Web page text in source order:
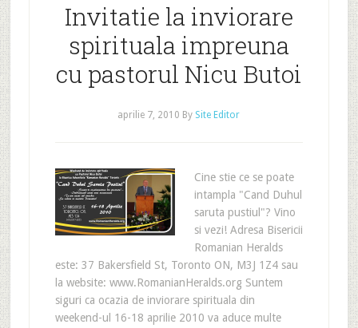
Invitatie la inviorare
spirituala impreuna
cu pastorul Nicu Butoi
aprilie 7, 2010 By Site Editor
Cine stie ce se poate
intampla "Cand Duhul
saruta pustiul"? Vino
si vezi! Adresa Bisericii
Romanian Heralds
este: 37 Bakersfield St, Toronto ON, M3J 1Z4 sau
la website: www.RomanianHeralds.org Suntem
siguri ca ocazia de inviorare spirituala din
weekend-ul 16-18 aprilie 2010 va aduce multe